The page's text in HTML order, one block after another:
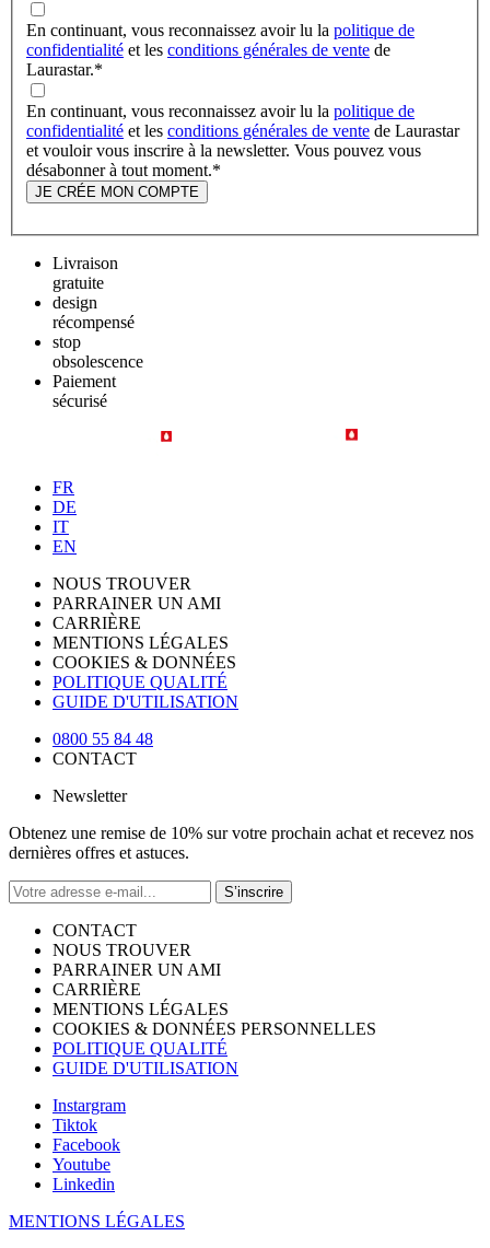
En continuant, vous reconnaissez avoir lu la politique de
confidentialité et les conditions générales de vente de
Laurastar.*
En continuant, vous reconnaissez avoir lu la politique de
confidentialité et les conditions générales de vente de Laurastar
et vouloir vous inscrire à la newsletter. Vous pouvez vous
désabonner à tout moment.*
JE CRÉE MON COMPTE
Livraison
gratuite
design
récompensé
stop
obsolescence
Paiement
sécurisé
FR
DE
IT
EN
NOUS TROUVER
PARRAINER UN AMI
CARRIÈRE
MENTIONS LÉGALES
COOKIES & DONNÉES
POLITIQUE QUALITÉ
GUIDE D'UTILISATION
0800 55 84 48
CONTACT
Newsletter
Obtenez une remise de 10% sur votre prochain achat et recevez nos
dernières offres et astuces.
S’inscrire
CONTACT
NOUS TROUVER
PARRAINER UN AMI
CARRIÈRE
MENTIONS LÉGALES
COOKIES & DONNÉES PERSONNELLES
POLITIQUE QUALITÉ
GUIDE D'UTILISATION
Instargram
Tiktok
Facebook
Youtube
Linkedin
MENTIONS LÉGALES